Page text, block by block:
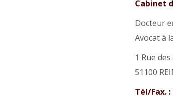
Cabinet
Docteur
Avocat à
1 Rue
51100
Tél/Fax. :